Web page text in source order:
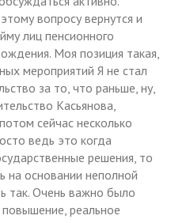
вопросу вернутся и
лиц пенсионного
Моя позиция такая,
мероприятий Я не стал
за то, что раньше, ну,
Касьянова,
сейчас несколько
ведь это когда
решения, то
на основании неполной
так. Очень важно было
повышение, реальное